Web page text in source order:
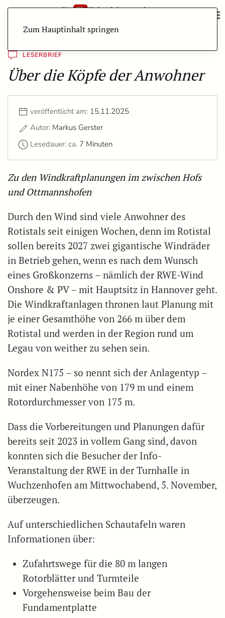
Zum Hauptinhalt springen
LESERBRIEF
Über die Köpfe der Anwohner
veröffentlicht am: 15.11.2025
Autor: Markus Gerster
Lesedauer: ca. 7 Minuten
Zu den Windkraftplanungen im zwischen Hofs
und Ottmannshofen
Durch den Wind sind viele Anwohner des
Rotistals seit einigen Wochen, denn im Rotistal
sollen bereits 2027 zwei gigantische Windräder
in Betrieb gehen, wenn es nach dem Wunsch
eines Großkonzerns – nämlich der RWE-Wind
Onshore & PV – mit Hauptsitz in Hannover geht.
Die Windkraftanlagen thronen laut Planung mit
je einer Gesamthöhe von 266 m über dem
Rotistal und werden in der Region rund um
Legau von weither zu sehen sein.
Nordex N175 – so nennt sich der Anlagentyp –
mit einer Nabenhöhe von 179 m und einem
Rotordurchmesser von 175 m.
Dass die Vorbereitungen und Planungen dafür
bereits seit 2023 in vollem Gang sind, davon
konnten sich die Besucher der Info-
Veranstaltung der RWE in der Turnhalle in
Wuchzenhofen am Mittwochabend, 5. November,
überzeugen.
Auf unterschiedlichen Schautafeln waren
Informationen über:
Zufahrtswege für die 80 m langen
Rotorblätter und Turmteile
Vorgehensweise beim Bau der
Fundamentplatte